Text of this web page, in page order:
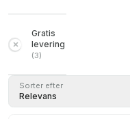
Gratis
levering
(3)
Sorter efter
Relevans